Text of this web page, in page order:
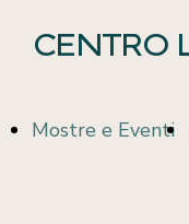
Illustri
CENTRO
Mostre e Eventi